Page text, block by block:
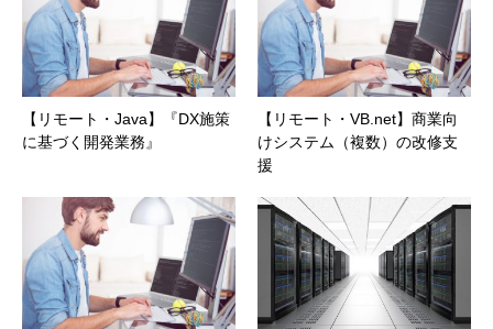
【リモート・Java】『DX施策
に基づく開発業務』
【リモート・VB.net】商業向
けシステム（複数）の改修支
援